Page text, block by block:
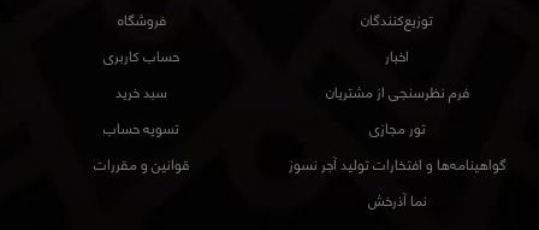
توزیع‌کنندگان
اخبار
فرم نظرسنجی از مشتریان
تور مجازی
گواهینامه‌ها و افتخارات تولید آجر نسوز
نما آذرخش
فروشگاه
حساب کاربری
سبد خرید
تسویه حساب
قوانین و مقررات